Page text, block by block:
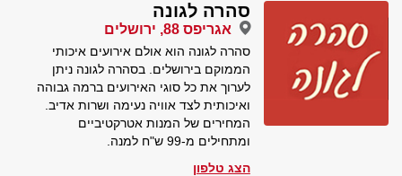
סהרה לגונה
אגריפס 88, ירושלים
סהרה לגונה הוא אולם אירועים איכותי
הממוקם בירושלים. בסהרה לגונה ניתן
לערוך את כל סוגי האירועים ברמה גבוהה
ואיכותית לצד אוויה נעימה ושרות אדיב.
המחירים של המנות אטרקטיביים
ומתחילים מ-99 ש"ח למנה.
הצג טלפון